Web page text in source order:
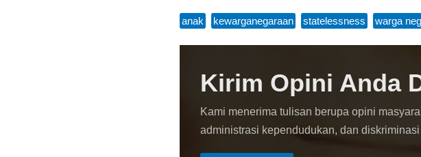
anak kewarganegaraan statelessness warga
Kirim Opini Anda
Kami menerima tulisan berupa opini
administrasi kependudukan, dan diskriminasi